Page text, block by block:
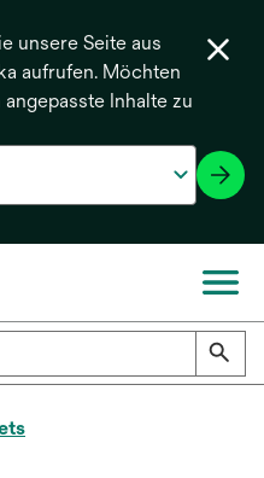
unsere Seite aus
aufrufen. Möchten
Inhalte zu